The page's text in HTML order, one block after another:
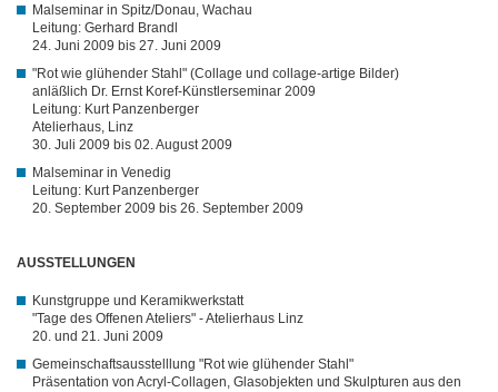
Malseminar in Spitz/Donau, Wachau
Leitung: Gerhard Brandl
24. Juni 2009 bis 27. Juni 2009
"Rot wie glühender Stahl" (Collage und collage-artige Bilder)
anläßlich Dr. Ernst Koref-Künstlerseminar 2009
Leitung: Kurt Panzenberger
Atelierhaus, Linz
30. Juli 2009 bis 02. August 2009
Malseminar in Venedig
Leitung: Kurt Panzenberger
20. September 2009 bis 26. September 2009
AUSSTELLUNGEN
Kunstgruppe und Keramikwerkstatt
"Tage des Offenen Ateliers" - Atelierhaus Linz
20. und 21. Juni 2009
Gemeinschaftsausstelllung "Rot wie glühender Stahl"
Präsentation von Acryl-Collagen, Glasobjekten und Skulpturen aus den